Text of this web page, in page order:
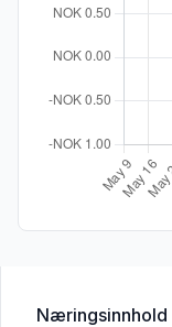
Næringsinnhold